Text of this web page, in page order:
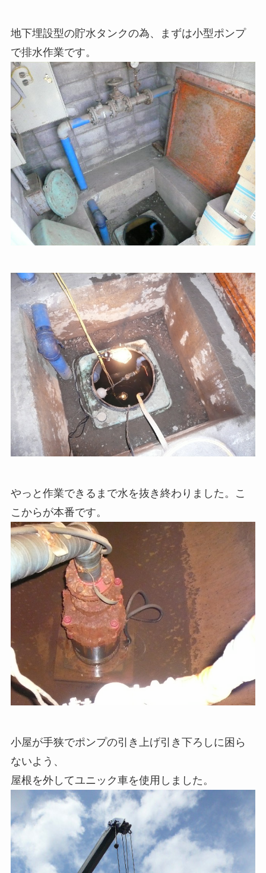
地下埋設型の貯水タンクの為、まずは小型ポンプ
で排水作業です。
やっと作業できるまで水を抜き終わりました。こ
こからが本番です。
小屋が手狭でポンプの引き上げ引き下ろしに困ら
ないよう、
屋根を外してユニック車を使用しました。